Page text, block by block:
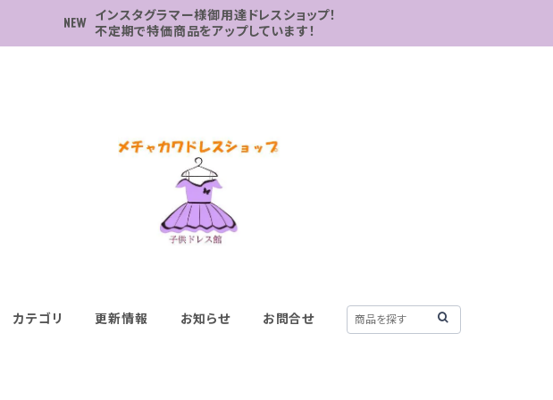
インスタグラマー様御用達ドレスショップ！
不定期で特価商品をアップしています！
カテゴリ 更新情報 お知らせ お問合せ